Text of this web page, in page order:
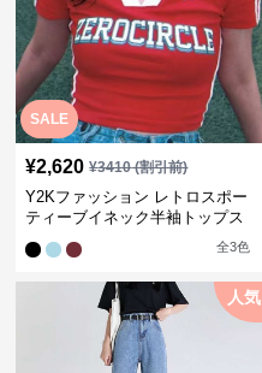
SALE
¥2,620 ¥3410(割引前)
Y2Kファッション レトロスポー
ティーブイネック半袖トップス
全3色
人気